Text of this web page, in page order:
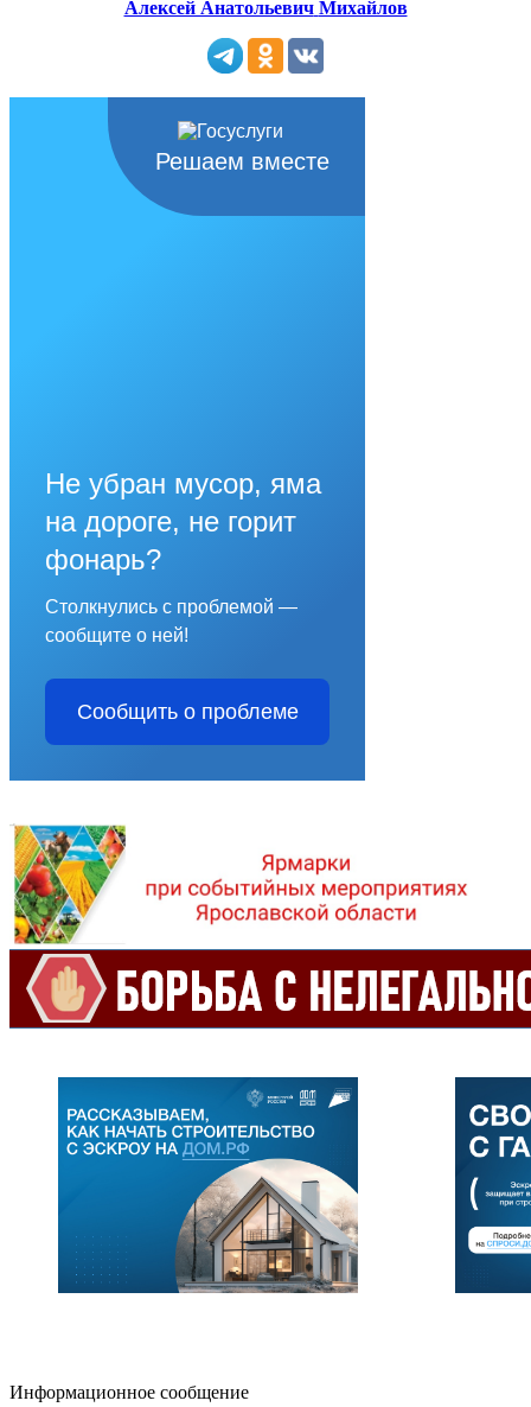
Алексей Анатольевич Михайлов
Решаем вместе
Не убран мусор, яма
на дороге, не горит
фонарь?
Столкнулись с проблемой —
сообщите о ней!
Сообщить о проблеме
Информационное сообщение